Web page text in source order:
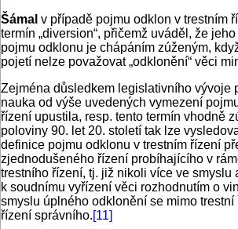
Šámal v případě pojmu odklon v trestním
termín „diversion“, přičemž uváděl, že
pojmu odklonu je chápáním zúženým,
pojetí nelze považovat „odklonění“ věci
Zejména důsledkem legislativního vývoje
nauka od výše uvedených vymezení
řízení upustila, resp. tento termín vhodně
poloviny 90. let 20. století tak lze
definice pojmu odklonu v trestním řízení
zjednodušeného řízení probíhajícího v
trestního řízení, tj. již nikoli více ve smyslu
k soudnímu vyřízení věci rozhodnutím o
smyslu úplného odklonění se mimo
řízení správního.[11]